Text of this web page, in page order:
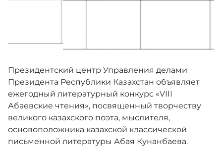
Адалдық алаңы
Президентский центр Управления делами
Президента Республики Казахстан объявляет
ежегодный литературный конкурс «VIII
Абаевские чтения», посвященный творчеству
великого казахского поэта, мыслителя,
основоположника казахской классической
письменной литературы Абая Кунанбаева.